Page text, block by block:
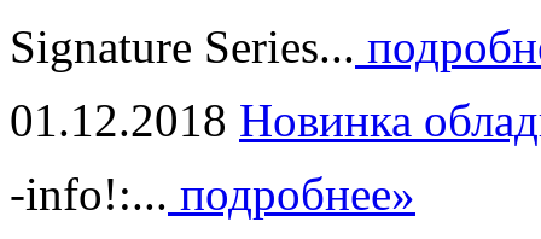
Signature Series...
01.12.2018 Новинка
-info!:... подробнее»